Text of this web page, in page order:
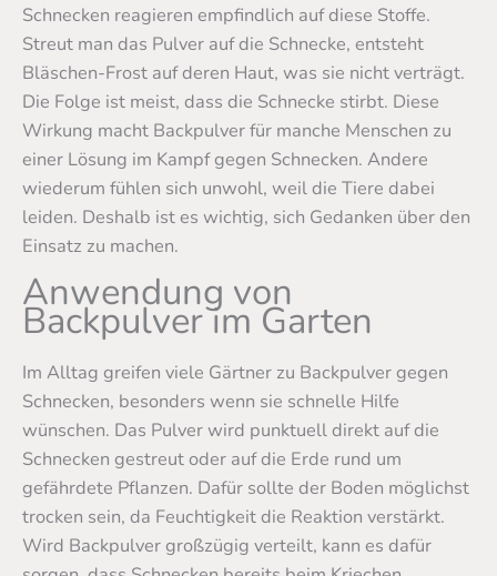
Schnecken reagieren empfindlich auf diese Stoffe.
Streut man das Pulver auf die Schnecke, entsteht
Bläschen-Frost auf deren Haut, was sie nicht verträgt.
Die Folge ist meist, dass die Schnecke stirbt. Diese
Wirkung macht Backpulver für manche Menschen zu
einer Lösung im Kampf gegen Schnecken. Andere
wiederum fühlen sich unwohl, weil die Tiere dabei
leiden. Deshalb ist es wichtig, sich Gedanken über den
Einsatz zu machen.
Anwendung von
Backpulver im Garten
Im Alltag greifen viele Gärtner zu Backpulver gegen
Schnecken, besonders wenn sie schnelle Hilfe
wünschen. Das Pulver wird punktuell direkt auf die
Schnecken gestreut oder auf die Erde rund um
gefährdete Pflanzen. Dafür sollte der Boden möglichst
trocken sein, da Feuchtigkeit die Reaktion verstärkt.
Wird Backpulver großzügig verteilt, kann es dafür